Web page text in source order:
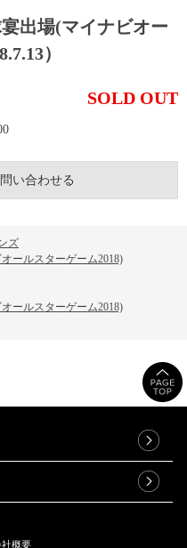
出場(マイナビオー
）
SOLD OUT
い合わせる
ズ
ールスターゲーム2018)
ールスターゲーム2018)
社概要